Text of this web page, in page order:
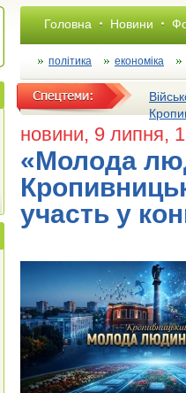
Головна Новини
політика економіка
новини, 9 липня,
«Молода
участь у